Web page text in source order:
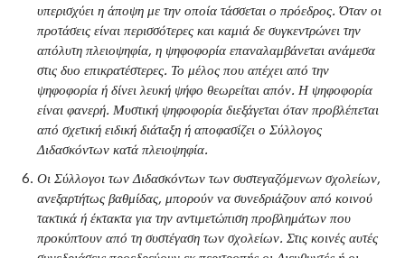
υπερισχύει η άποψη με την οποία τάσσεται ο πρόεδρος. Όταν οι
προτάσεις είναι περισσότερες και καμιά δε συγκεντρώνει την
απόλυτη πλειοψηφία, η ψηφοφορία επαναλαμβάνεται ανάμεσα
στις δυο επικρατέστερες. Το μέλος που απέχει από την
ψηφοφορία ή δίνει λευκή ψήφο θεωρείται απόν. Η ψηφοφορία
είναι φανερή. Μυστική ψηφοφορία διεξάγεται όταν προβλέπεται
από σχετική ειδική διάταξη ή αποφασίζει ο Σύλλογος
Διδασκόντων κατά πλειοψηφία.
Οι Σύλλογοι των Διδασκόντων των συστεγαζόμενων σχολείων,
ανεξαρτήτως βαθμίδας, μπορούν να συνεδριάζουν από κοινού
τακτικά ή έκτακτα για την αντιμετώπιση προβλημάτων που
προκύπτουν από τη συστέγαση των σχολείων. Στις κοινές αυτές